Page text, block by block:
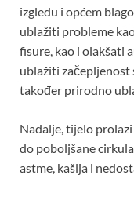
izgledu i općem
ublažiti probleme
fisure, kao i olakšati
ublažiti začepljenost
također prirodno
Nadalje, tijelo
do poboljšane
astme, kašlja i